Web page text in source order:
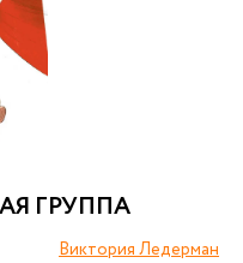
ГРУППА
Виктория Ледерман